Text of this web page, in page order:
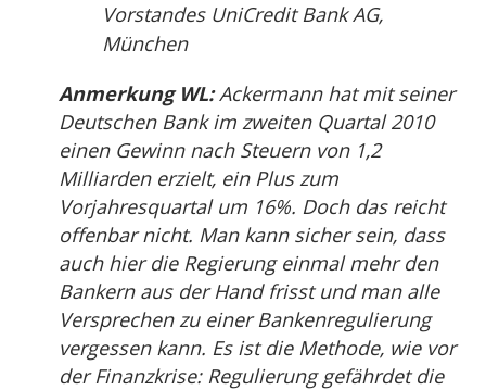
Vorstandes UniCredit Bank AG,
München
Anmerkung WL:Ackermann hat mit seiner
Deutschen Bank im zweiten Quartal 2010
einen Gewinn nach Steuern von 1,2
Milliarden erzielt, ein Plus zum
Vorjahresquartal um 16%. Doch das reicht
offenbar nicht. Man kann sicher sein, dass
auch hier die Regierung einmal mehr den
Bankern aus der Hand frisst und man alle
Versprechen zu einer Bankenregulierung
vergessen kann. Es ist die Methode, wie vor
der Finanzkrise: Regulierung gefährdet die